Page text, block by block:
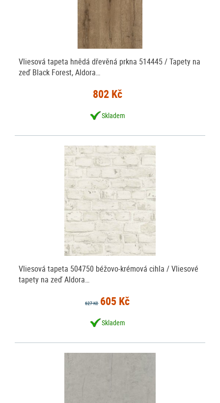
Vliesová tapeta hnědá dřevěná prkna 514445 / Tapety na
zeď Black Forest, Aldora…
802 Kč
Skladem
Vliesová tapeta 504750 béžovo-krémová cihla / Vliesové
tapety na zeď Aldora…
627 Kč 605 Kč
Skladem